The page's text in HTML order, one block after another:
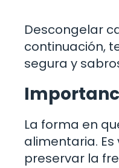
Descongelar
continuación,
segura y
La forma en
alimentaria.
preservar la